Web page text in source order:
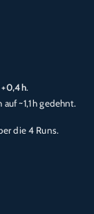
+0,4 h.
~1,1 h gedehnt.
die 4 Runs.